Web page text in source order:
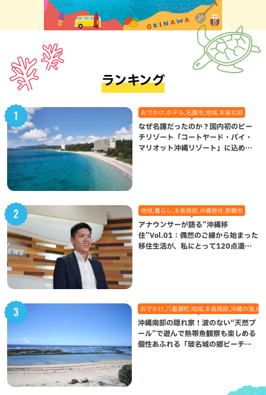
ランキング
おでかけ,ホテル,名護市,地域,本島北部
なぜ名護だったのか？国内初のビー
チリゾート「コートヤード・バイ・
マリオット沖縄リゾート」に込めら
地域,暮らし,本島南部,沖縄移住,那覇市
アナウンサーが語る”沖縄移
住”Vol.01：偶然のご縁から始まった
移住生活が、私にとって120点満点
おでかけ,八重瀬町,地域,本島南部,沖縄の海,自
沖縄南部の隠れ家！波のない“天然プ
ール”で遊んで熱帯魚観察も楽しめる
個性あふれる「玻名城の郷ビーチ」